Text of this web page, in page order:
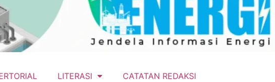
LITERASI CATATAN REDAKSI